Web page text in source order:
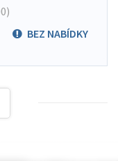
BEZ NABÍDKY